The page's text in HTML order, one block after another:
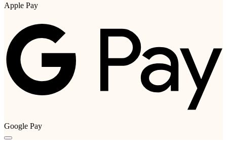
Apple Pay
Google Pay